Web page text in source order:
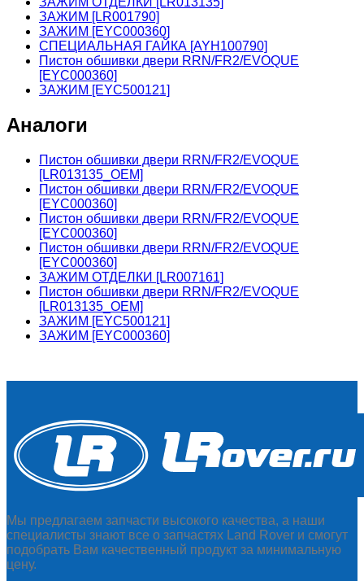
ЗАЖИМ [LR001790]
ЗАЖИМ [EYC000360]
СПЕЦИАЛЬНАЯ ГАЙКА [AYH100790]
Пистон обшивки двери RRN/FR2/EVOQUE
[EYC000360]
ЗАЖИМ [EYC500121]
Аналоги
Пистон обшивки двери RRN/FR2/EVOQUE
[LR013135_OEM]
Пистон обшивки двери RRN/FR2/EVOQUE
[EYC000360]
Пистон обшивки двери RRN/FR2/EVOQUE
[EYC000360]
Пистон обшивки двери RRN/FR2/EVOQUE
[EYC000360]
ЗАЖИМ ОТДЕЛКИ [LR007161]
Пистон обшивки двери RRN/FR2/EVOQUE
[LR013135_OEM]
ЗАЖИМ [EYC500121]
ЗАЖИМ [EYC000360]
Мы предлагаем запчасти высокого качества, а наши
специалисты знают все о запчастях Land Rover и смогут
подобрать Вам качественный продукт за минимальную
цену.